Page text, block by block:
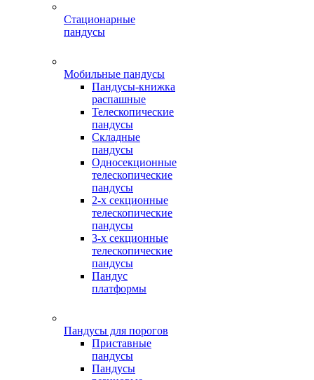
Стационарные
пандусы
Мобильные пандусы
Пандусы-книжка
распашные
Телескопические
пандусы
Складные
пандусы
Односекционные
телескопические
пандусы
2-х секционные
телескопические
пандусы
3-х секционные
телескопические
пандусы
Пандус
платформы
Пандусы для порогов
Приставные
пандусы
Пандусы